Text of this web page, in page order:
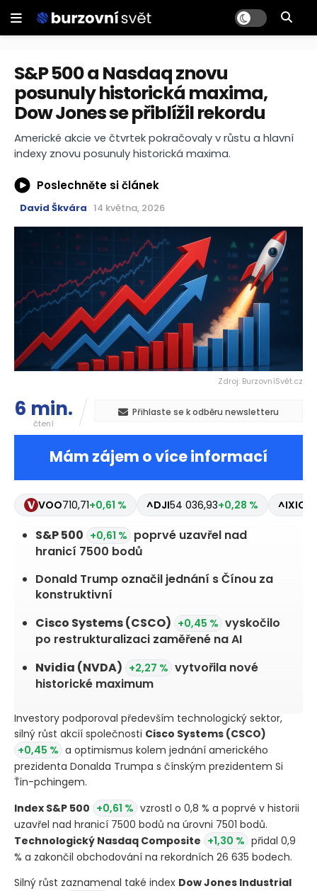
S&P 500 a Nasdaq znovu
posunuly historická maxima,
Dow Jones se přiblížil rekordu
Americké akcie ve čtvrtek pokračovaly v růstu a hlavní
indexy znovu posunuly historická maxima.
Poslechněte si článek
David Škvára 14 května, 2026
Zdroj: BurzovníSvět.cz
6 min.
čtení
Přihlaste se k odběru newsletteru
Mám zájem o více informací
VOO710,71+0,61 % ^DJI54 036,93+0,28 % ^IXIC
S&P 500 +0,61 % poprvé uzavřel nad
hranicí 7500 bodů
Donald Trump označil jednání s Čínou za
konstruktivní
Cisco Systems(CSCO) +0,45 % vyskočilo
po restrukturalizaci zaměřené na AI
Nvidia (NVDA) +2,27 % vytvořila nové
historické maximum
Investory podporoval především technologický sektor,
silný růst akcií společnosti Cisco Systems (CSCO)
+0,45 % a optimismus kolem jednání amerického
prezidenta Donalda Trumpa s čínským prezidentem Si
Ťin-pchingem.
Index S&P 500 +0,61 % vzrostl o 0,8 % a poprvé v historii
uzavřel nad hranicí 7500 bodů na úrovni 7501 bodů.
Technologický Nasdaq Composite +1,30 % přidal 0,9
% a zakončil obchodování na rekordních 26 635 bodech.
Silný růst zaznamenal také index Dow Jones Industrial